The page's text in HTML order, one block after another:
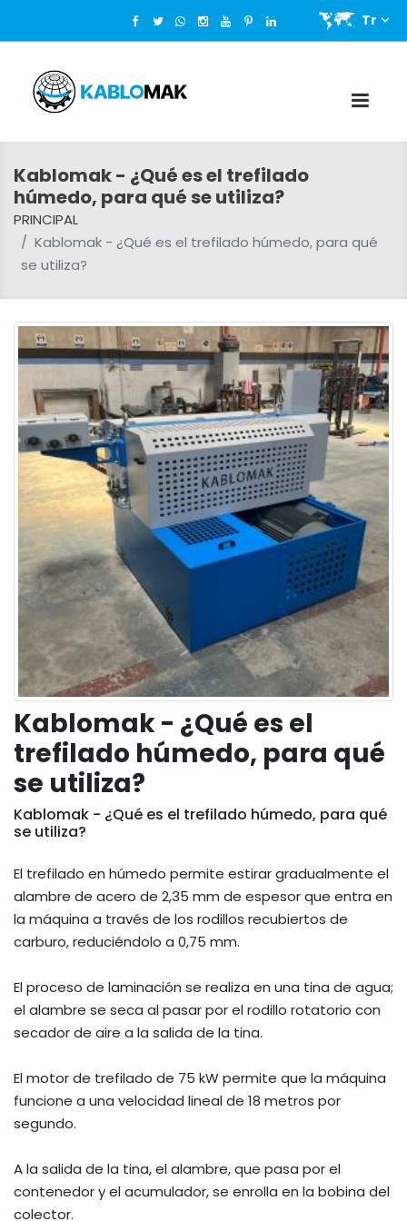
Tr
Kablomak - ¿Qué es el trefilado
húmedo, para qué se utiliza?
PRINCIPAL
Kablomak - ¿Qué es el trefilado húmedo, para qué
se utiliza?
Kablomak - ¿Qué es el
trefilado húmedo, para qué
se utiliza?
Kablomak - ¿Qué es el trefilado húmedo, para qué
se utiliza?
El trefilado en húmedo permite estirar gradualmente el
alambre de acero de 2,35 mm de espesor que entra en
la máquina a través de los rodillos recubiertos de
carburo, reduciéndolo a 0,75 mm.
El proceso de laminación se realiza en una tina de agua;
el alambre se seca al pasar por el rodillo rotatorio con
secador de aire a la salida de la tina.
El motor de trefilado de 75 kW permite que la máquina
funcione a una velocidad lineal de 18 metros por
segundo.
A la salida de la tina, el alambre, que pasa por el
contenedor y el acumulador, se enrolla en la bobina del
colector.